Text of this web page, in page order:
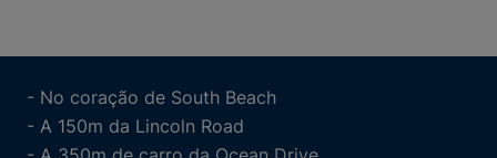
- No coração de South Beach
- A 150m da Lincoln Road